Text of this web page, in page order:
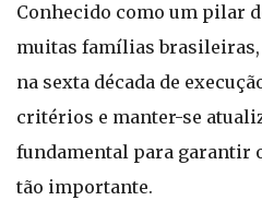
Conhecido como um pilar
muitas famílias
na sexta década de
critérios e manter-se
fundamental para garantir
tão importante.